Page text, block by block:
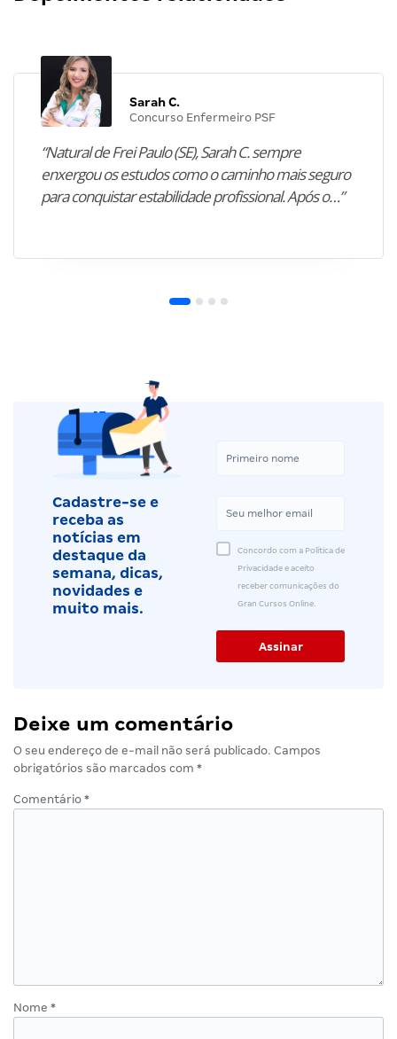
Sarah C.
Concurso Enfermeiro PSF
“Natural de Frei Paulo (SE), Sarah C. sempre
enxergou os estudos como o caminho mais seguro
para conquistar estabilidade profissional. Após o…”
Cadastre-se e
receba as
notícias em
destaque da
semana, dicas,
novidades e
muito mais.
Concordo com a Política de
Privacidade e aceito
receber comunicações do
Gran Cursos Online.
Deixe um comentário
O seu endereço de e-mail não será publicado. Campos
obrigatórios são marcados com *
Comentário *
Nome *